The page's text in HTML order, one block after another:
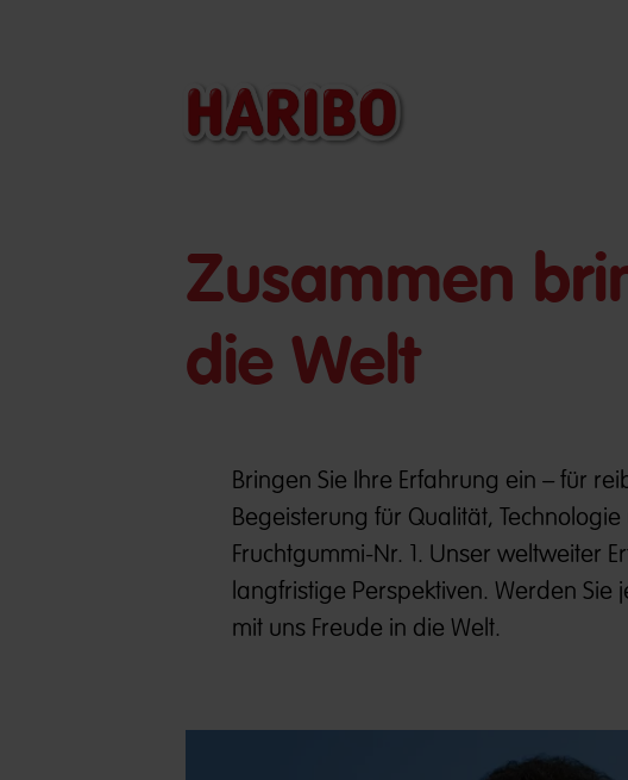
​​Zusammen
die Welt
Bringen Sie Ihre Erfahrung ein – für
Begeisterung für Qualität,
Fruchtgummi-Nr. 1. Unser weltweiter
langfristige Perspektiven. Werden Sie
mit uns Freude in die Welt.